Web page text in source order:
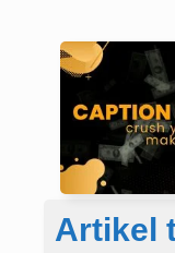
Artikel